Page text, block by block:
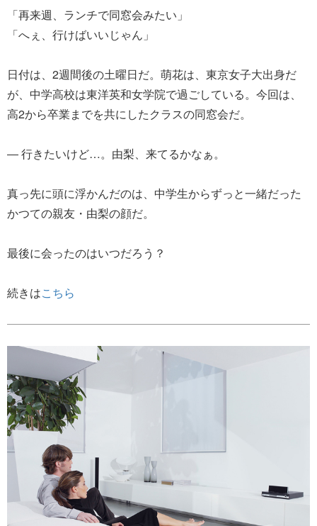
「再来週、ランチで同窓会みたい」
「へぇ、行けばいいじゃん」
日付は、2週間後の土曜日だ。萌花は、東京女子大出身だ
が、中学高校は東洋英和女学院で過ごしている。今回は、
高2から卒業までを共にしたクラスの同窓会だ。
― 行きたいけど…。由梨、来てるかなぁ。
真っ先に頭に浮かんだのは、中学生からずっと一緒だった
かつての親友・由梨の顔だ。
最後に会ったのはいつだろう？
続きはこちら